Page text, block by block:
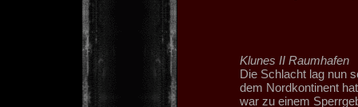
Klunes II Raumhafen
Die Schlacht lag nun
dem Nordkontinent
war zu einem